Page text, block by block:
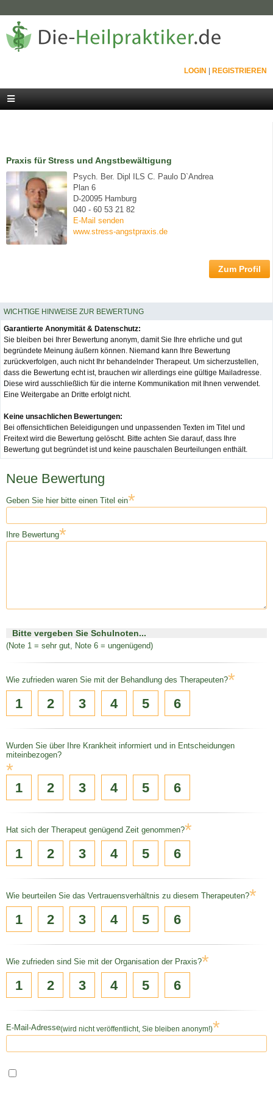
LOGIN REGISTRIEREN
Praxis für Stress und Angstbewältigung
Psych. Ber. Dipl ILS C. Paulo D`Andrea
Plan 6
D-20095 Hamburg
040 - 60 53 21 82
E-Mail senden
www.stress-angstpraxis.de
Zum Profil
WICHTIGE HINWEISE ZUR BEWERTUNG
Garantierte Anonymität & Datenschutz:
Sie bleiben bei Ihrer Bewertung anonym, damit Sie Ihre ehrliche und gut
begründete Meinung äußern können. Niemand kann Ihre Bewertung
zurückverfolgen, auch nicht Ihr behandelnder Therapeut. Um sicherzustellen,
dass die Bewertung echt ist, brauchen wir allerdings eine gültige Mailadresse.
Diese wird ausschließlich für die interne Kommunikation mit Ihnen verwendet.
Eine Weitergabe an Dritte erfolgt nicht.
Keine unsachlichen Bewertungen:
Bei offensichtlichen Beleidigungen und unpassenden Texten im Titel und
Freitext wird die Bewertung gelöscht. Bitte achten Sie darauf, dass Ihre
Bewertung gut begründet ist und keine pauschalen Beurteilungen enthält.
Neue Bewertung
Geben Sie hier bitte einen Titel ein*
Ihre Bewertung*
Bitte vergeben Sie Schulnoten...
(Note 1 = sehr gut, Note 6 = ungenügend)
Wie zufrieden waren Sie mit der Behandlung des Therapeuten?*
1 2 3 4 5 6
Wurden Sie über Ihre Krankheit informiert und in Entscheidungen
miteinbezogen?
*
1 2 3 4 5 6
Hat sich der Therapeut genügend Zeit genommen?*
1 2 3 4 5 6
Wie beurteilen Sie das Vertrauensverhältnis zu diesem Therapeuten?*
1 2 3 4 5 6
Wie zufrieden sind Sie mit der Organisation der Praxis?*
1 2 3 4 5 6
E-Mail-Adresse(wird nicht veröffentlicht, Sie bleiben anonym!)*